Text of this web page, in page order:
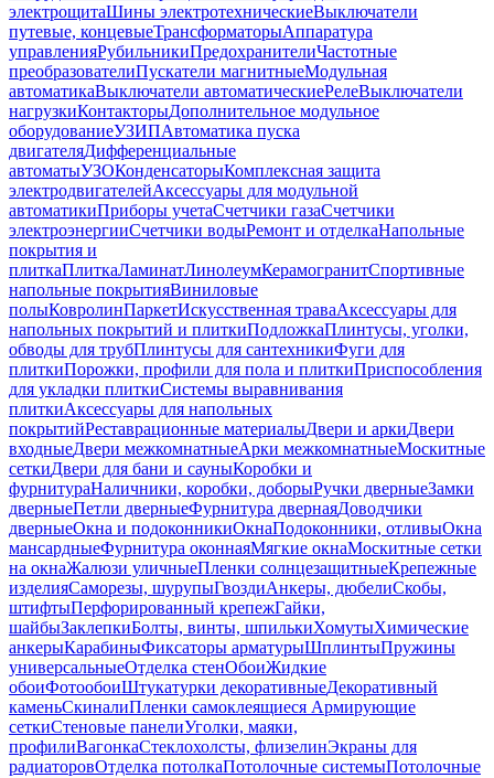
электрощитаШины электротехническиеВыключатели
путевые, концевыеТрансформаторыАппаратура
управленияРубильникиПредохранителиЧастотные
преобразователиПускатели магнитныеМодульная
автоматикаВыключатели автоматическиеРелеВыключатели
нагрузкиКонтакторыДополнительное модульное
оборудованиеУЗИПАвтоматика пуска
двигателяДифференциальные
автоматыУЗОКонденсаторыКомплексная защита
электродвигателейАксессуары для модульной
автоматикиПриборы учетаСчетчики газаСчетчики
электроэнергииСчетчики водыРемонт и отделкаНапольные
покрытия и
плиткаПлиткаЛаминатЛинолеумКерамогранитСпортивные
напольные покрытияВиниловые
полыКовролинПаркетИскусственная траваАксессуары для
напольных покрытий и плиткиПодложкаПлинтусы, уголки,
обводы для трубПлинтусы для сантехникиФуги для
плиткиПорожки, профили для пола и плиткиПриспособления
для укладки плиткиСистемы выравнивания
плиткиАксессуары для напольных
покрытийРеставрационные материалыДвери и аркиДвери
входныеДвери межкомнатныеАрки межкомнатныеМоскитные
сеткиДвери для бани и сауныКоробки и
фурнитураНаличники, коробки, доборыРучки дверныеЗамки
дверныеПетли дверныеФурнитура двернаяДоводчики
дверныеОкна и подоконникиОкнаПодоконники, отливыОкна
мансардныеФурнитура оконнаяМягкие окнаМоскитные сетки
на окнаЖалюзи уличныеПленки солнцезащитныеКрепежные
изделияСаморезы, шурупыГвоздиАнкеры, дюбелиСкобы,
штифтыПерфорированный крепежГайки,
шайбыЗаклепкиБолты, винты, шпилькиХомутыХимические
анкерыКарабиныФиксаторы арматурыШплинтыПружины
универсальныеОтделка стенОбоиЖидкие
обоиФотообоиШтукатурки декоративныеДекоративный
каменьСкиналиПленки самоклеящиеся Армирующие
сеткиСтеновые панелиУголки, маяки,
профилиВагонкаСтеклохолсты, флизелинЭкраны для
радиаторовОтделка потолкаПотолочные системыПотолочные